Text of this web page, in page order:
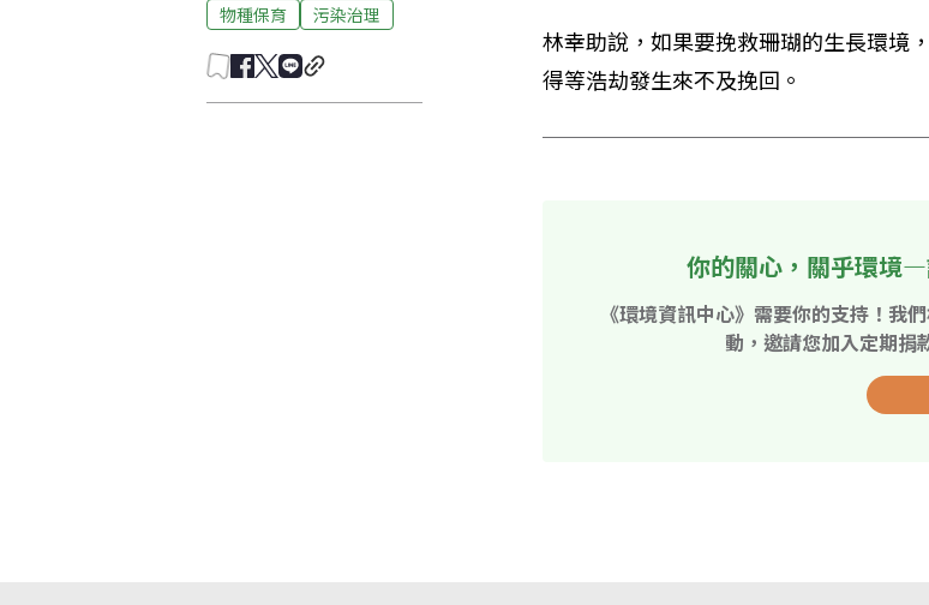
物種保育
污染治理
林幸助說，如果要挽救珊瑚的生長環境
得等浩劫發生來不及挽回。
你的關心，關乎環境
《環境資訊中心》需要你的支持！我
動，邀請您加入定期捐